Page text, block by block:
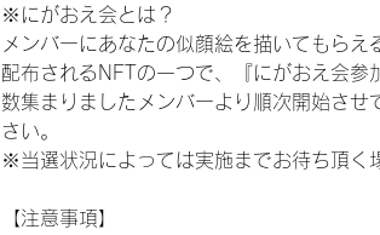
※にがおえ会とは？
メンバーにあなたの似顔絵を描いてもら
配布されるNFTの一つで、『にがおえ会
数集まりましたメンバーより順次開始さ
さい。
※当選状況によっては実施までお待ち頂く
【注意事項】